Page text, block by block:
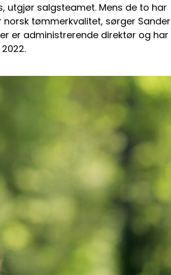
utgjør salgsteamet. Mens de to har
tømmerkvalitet, sørger Sander
er administrerende direktør og har